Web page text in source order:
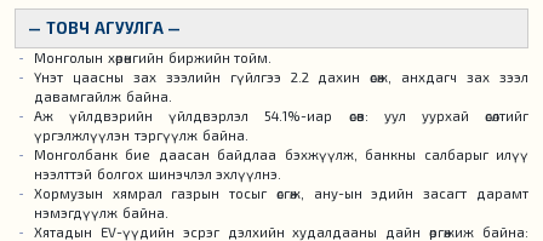
— ТОВЧ АГУУЛГА —
Монголын хөрөнгийн биржийн тойм.
Үнэт цаасны зах зээлийн гүйлгээ 2.2 дахин өсөж, анхдагч зах зээл
давамгайлж байна.
Аж үйлдвэрийн үйлдвэрлэл 54.1%-иар өсөв: уул уурхай өсөлтийг
үргэлжлүүлэн тэргүүлж байна.
Монголбанк бие даасан байдлаа бэхжүүлж, банкны салбарыг илүү
нээлттэй болгох шинэчлэл эхлүүлнэ.
Хормузын хямрал газрын тосыг өсгөж, ану-ын эдийн засагт дарамт
нэмэгдүүлж байна.
Хятадын EV-үүдийн эсрэг дэлхийн худалдааны дайн өргөжиж байна: